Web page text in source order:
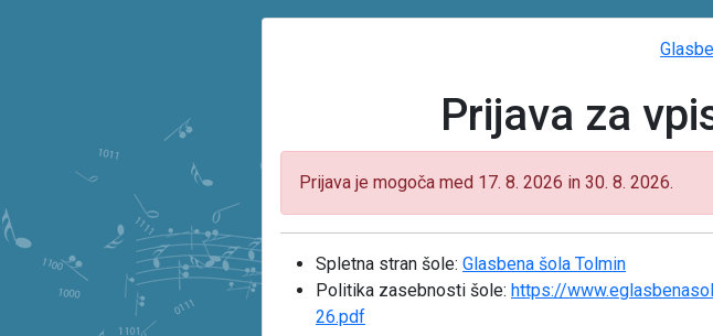
Prijava za
Prijava je mogoča med 17. 8. 2026 in 30. 8. 2026.
Spletna stran šole: Glasbena šola Tolmin
Politika zasebnosti šole: https://
26.pdf